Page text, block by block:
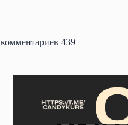
комментариев 439